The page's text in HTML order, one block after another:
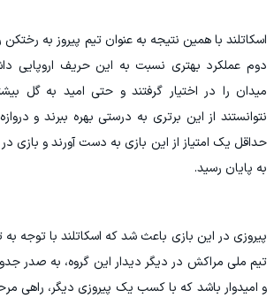
اسکاتلند با همین نتیجه به عنوان تیم پیروز به
دوم عملکرد بهتری نسبت به این حریف اروپایی
میدان را در اختیار گرفتند و حتی امید به گل
نتوانستند از این برتری به درستی بهره ببرند و
حداقل یک امتیاز از این بازی به دست آورند و بازی
به پایان رسید.
پیروزی در این بازی باعث شد که اسکاتلند با توجه
تیم ملی مراکش در دیگر دیدار این گروه، به صدر
و امیدوار باشد که با کسب یک پیروزی دیگر، راهی